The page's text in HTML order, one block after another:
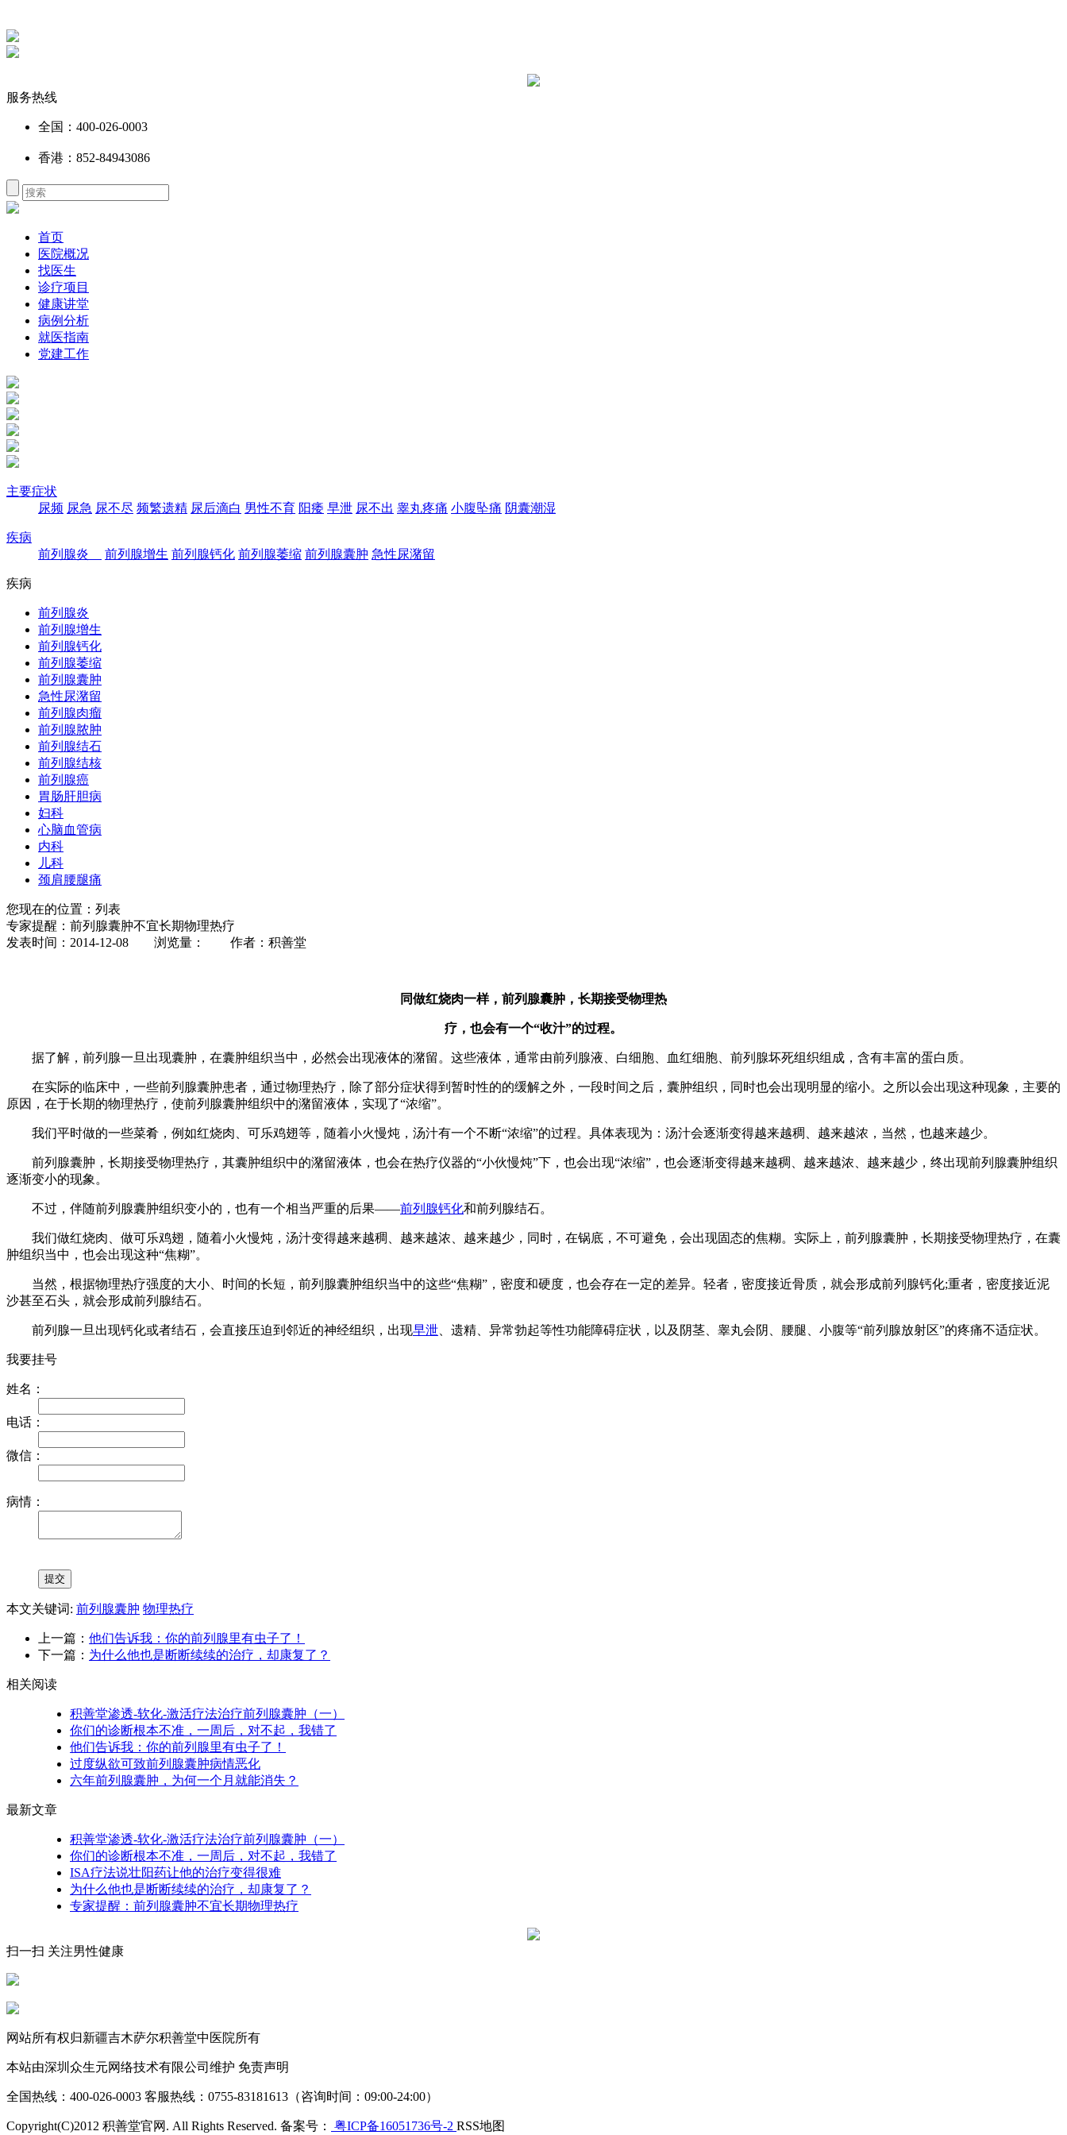
服务热线
全国：400-026-0003
香港：852-84943086
首页
医院概况
找医生
诊疗项目
健康讲堂
病例分析
就医指南
党建工作
主要症状
尿频 尿急 尿不尽 频繁遗精 尿后滴白 男性不育 阳痿 早泄 尿不出 睾丸疼痛 小腹坠痛 阴囊潮湿
疾病
前列腺炎
前列腺增生 前列腺钙化 前列腺萎缩 前列腺囊肿 急性尿潴留
疾病
前列腺炎
前列腺增生
前列腺钙化
前列腺萎缩
前列腺囊肿
急性尿潴留
前列腺肉瘤
前列腺脓肿
前列腺结石
前列腺结核
前列腺癌
胃肠肝胆病
妇科
心脑血管病
内科
儿科
颈肩腰腿痛
您现在的位置：列表
专家提醒：前列腺囊肿不宜长期物理热疗
发表时间：2014-12-08 浏览量：
作者：积善堂
同做红烧肉一样，前列腺囊肿，长期接受物理热
疗，也会有一个“收汁”的过程。
据了解，前列腺一旦出现囊肿，在囊肿组织当中，必然会出现液体的潴留。这些液体，通常由前列腺液、白细胞、血红细胞、前列腺坏死组织组成，含有丰富的蛋白质。
在实际的临床中，一些前列腺囊肿患者，通过物理热疗，除了部分症状得到暂时性的的缓解之外，一段时间之后，囊肿组织，同时也会出现明显的缩小。之所以会出现这种现象，主要的
原因，在于长期的物理热疗，使前列腺囊肿组织中的潴留液体，实现了“浓缩”。
我们平时做的一些菜肴，例如红烧肉、可乐鸡翅等，随着小火慢炖，汤汁有一个不断“浓缩”的过程。具体表现为：汤汁会逐渐变得越来越稠、越来越浓，当然，也越来越少。
前列腺囊肿，长期接受物理热疗，其囊肿组织中的潴留液体，也会在热疗仪器的“小伙慢炖”下，也会出现“浓缩”，也会逐渐变得越来越稠、越来越浓、越来越少，终出现前列腺囊肿组织
逐渐变小的现象。
不过，伴随前列腺囊肿组织变小的，也有一个相当严重的后果——前列腺钙化和前列腺结石。
我们做红烧肉、做可乐鸡翅，随着小火慢炖，汤汁变得越来越稠、越来越浓、越来越少，同时，在锅底，不可避免，会出现固态的焦糊。实际上，前列腺囊肿，长期接受物理热疗，在囊
肿组织当中，也会出现这种“焦糊”。
当然，根据物理热疗强度的大小、时间的长短，前列腺囊肿组织当中的这些“焦糊”，密度和硬度，也会存在一定的差异。轻者，密度接近骨质，就会形成前列腺钙化;重者，密度接近泥
沙甚至石头，就会形成前列腺结石。
前列腺一旦出现钙化或者结石，会直接压迫到邻近的神经组织，出现早泄 、遗精、异常勃起等性功能障碍症状，以及阴茎、睾丸会阴、腰腿、小腹等“前列腺放射区”的疼痛不适症状。
我要挂号
姓名：
电话：
微信：
病情：
本文关键词: 前列腺囊肿 物理热疗
上一篇： 他们告诉我：你的前列腺里有虫子了！
下一篇： 为什么他也是断断续续的治疗，却康复了？
相关阅读
积善堂渗透-软化-激活疗法治疗前列腺囊肿（一）
你们的诊断根本不准，一周后，对不起，我错了
他们告诉我：你的前列腺里有虫子了！
过度纵欲可致前列腺囊肿病情恶化
六年前列腺囊肿，为何一个月就能消失？
最新文章
积善堂渗透-软化-激活疗法治疗前列腺囊肿（一）
你们的诊断根本不准，一周后，对不起，我错了
ISA疗法说壮阳药让他的治疗变得很难
为什么他也是断断续续的治疗，却康复了？
专家提醒：前列腺囊肿不宜长期物理热疗
扫一扫 关注男性健康
网站所有权归新疆吉木萨尔积善堂中医院所有
本站由深圳众生元网络技术有限公司维护 免责声明
全国热线：400-026-0003 客服热线：0755-83181613（咨询时间：09:00-24:00）
Copyright(C)2012 积善堂官网. All Rights Reserved. 备案号： 粤ICP备16051736号-2 RSS地图